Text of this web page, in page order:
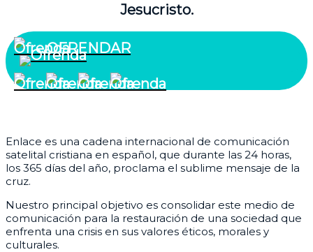
Jesucristo.
OFRENDAR
Enlace es una cadena internacional de comunicación
satelital cristiana en español, que durante las 24 horas,
los 365 días del año, proclama el sublime mensaje de la
cruz.
Nuestro principal objetivo es consolidar este medio de
comunicación para la restauración de una sociedad que
enfrenta una crisis en sus valores éticos, morales y
culturales.